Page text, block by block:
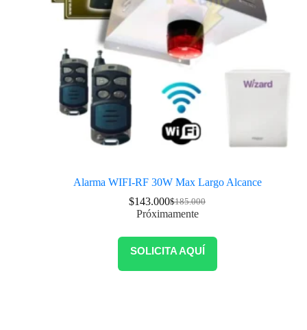
Alarma WIFI-RF 30W Max Largo Alcance
$185.000
$143.000
Próximamente
SOLICITA AQUÍ